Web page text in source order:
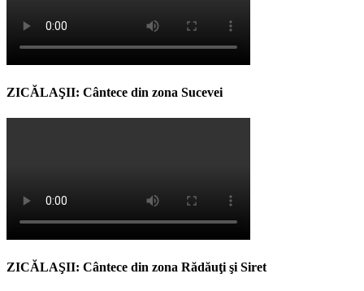
ZICĂLAŞII: Cântece din zona Sucevei
ZICĂLAŞII: Cântece din zona Rădăuţi şi Siret